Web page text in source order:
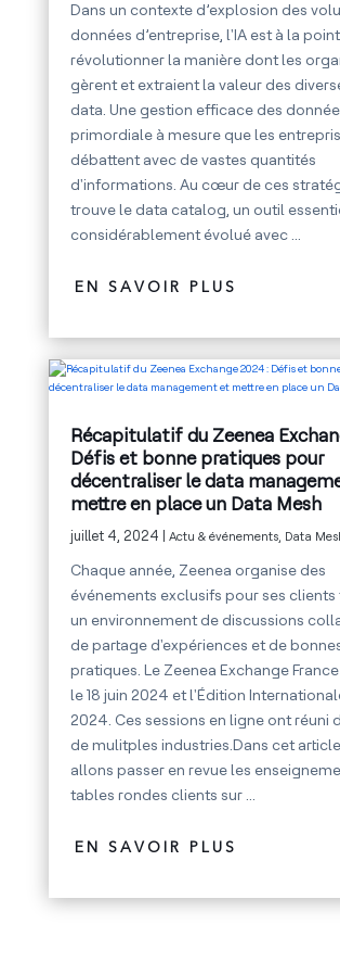
Dans un contexte d’explosion des
données d’entreprise, l'IA est à la
révolutionner la manière dont les
gèrent et extraient la valeur des
data. Une gestion efficace des
primordiale à mesure que les
débattent avec de vastes quantités
d'informations. Au cœur de ces
trouve le data catalog, un outil
considérablement évolué avec ...
EN SAVOIR PLUS
Récapitulatif du Zeenea
Défis et bonne pratiques pour
décentraliser le data
mettre en place un Data Mesh
juillet 4, 2024 | Actu & événements, Data
Chaque année, Zeenea organise des
événements exclusifs pour ses
un environnement de discussions
de partage d'expériences et de
pratiques. Le Zeenea Exchange
le 18 juin 2024 et l'Édition
2024. Ces sessions en ligne ont réuni
de mulitples industries.Dans cet
allons passer en revue les
tables rondes clients sur ...
EN SAVOIR PLUS